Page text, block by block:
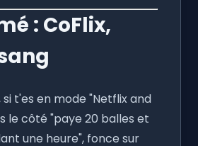
: CoFlix,
t'es en mode "Netflix and
le côté "paye 20 balles et
une heure", fonce sur